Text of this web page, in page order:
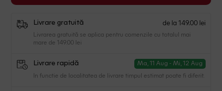
Livrare gratuită de la 149.00 lei
Livrarea gratuită se aplica pentru comenzile cu totalul mai
mare de 149.00 lei
Livrare rapidă Ma, 11 Aug - Mi, 12 Aug
In functie de localitatea de livrare timpul estimat poate fi diferit.